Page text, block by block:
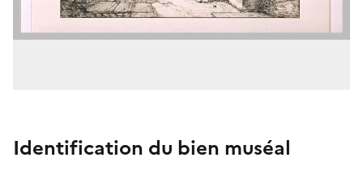
Identification du bien muséal